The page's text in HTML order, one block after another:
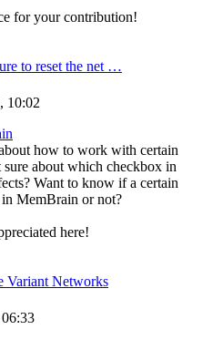
for your contribution!
to reset the net …
10:02
how to work with certain
about which checkbox in
Want to know if a certain
MemBrain or not?
here!
Variant Networks